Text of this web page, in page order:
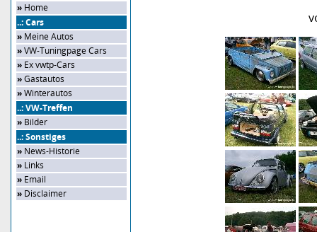
» Home
..: Cars
» Meine Autos
»VW-Tuningpage Cars
» Ex vwtp-Cars
»Gastautos
»Winterautos
..: VW-Treffen
» Bilder
..: Sonstiges
» News-Historie
» Links
» Email
» Disclaimer